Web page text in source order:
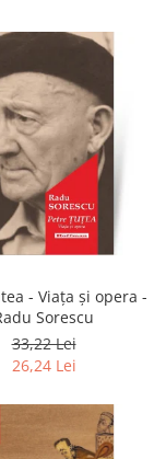
- Viaţa şi opera -
Sorescu
33,22 Lei
26,24 Lei